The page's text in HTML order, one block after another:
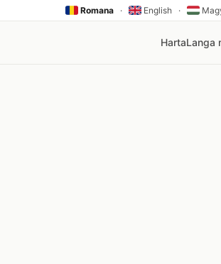
Romana · English ·
HartaLanga